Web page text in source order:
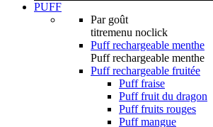
PUFF
Par goût
titremenu noclick
Puff rechargeable menthe
Puff rechargeable menthe
Puff rechargeable fruitée
Puff fraise
Puff fruit du dragon
Puff fruits rouges
Puff mangue